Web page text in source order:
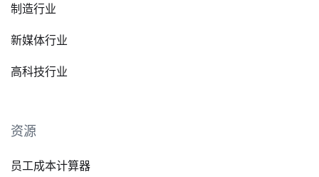
制造行业
新媒体行业
高科技行业
资源
员工成本计算器